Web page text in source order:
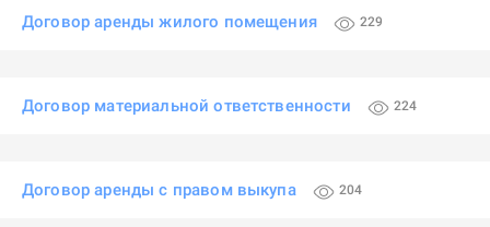
Договор аренды жилого помещения 229
Договор материальной ответственности 224
Договор аренды с правом выкупа 204